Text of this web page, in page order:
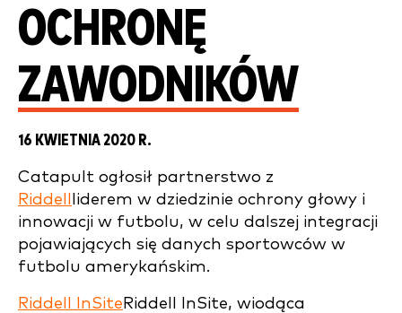
OCHRONĘ
ZAWODNIKÓW
16 KWIETNIA 2020 R.
Catapult ogłosił partnerstwo z
Riddell
liderem w dziedzinie ochrony głowy i
innowacji w futbolu, w celu dalszej integracji
pojawiających się danych sportowców w
futbolu amerykańskim.
Riddell InSite Riddell InSite, wiodąca